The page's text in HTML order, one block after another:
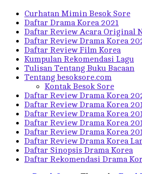
Curhatan Mimin Besok Sore
Daftar Drama Korea 2021
Daftar Review Acara Original
Daftar Review Drama Korea
Daftar Review Film Korea
Kumpulan Rekomendasi Lagu
Tulisan Tentang Buku Bacaan
Tentang besoksore.com
Kontak Besok Sore
Daftar Review Drama Korea
Daftar Review Drama Korea
Daftar Review Drama Korea
Daftar Review Drama Korea
Daftar Review Drama Korea
Daftar Review Drama Korea
Daftar Sinopsis Drama Korea
Daftar Rekomendasi Drama